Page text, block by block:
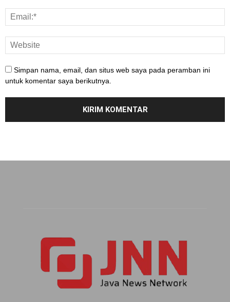
Simpan nama, email, dan situs web saya pada peramban ini
untuk komentar saya berikutnya.